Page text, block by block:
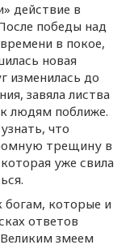
действие в
победы над
в покое,
новая
изменилась до
завяла листва
к людям поближе.
что
трещину в
уже свила
которые и
ответов
змеем